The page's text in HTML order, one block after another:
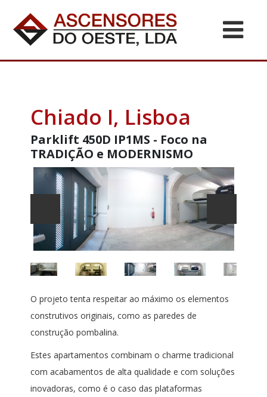
Chiado I, Lisboa
Parklift 450D IP1MS - Foco na
TRADIÇÃO e MODERNISMO
O projeto tenta respeitar ao máximo os elementos
construtivos originais, como as paredes de
construção pombalina.
Estes apartamentos combinam o charme tradicional
com acabamentos de alta qualidade e com soluções
inovadoras, como é o caso das plataformas